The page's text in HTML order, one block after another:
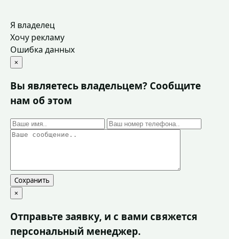
Я владелец
Хочу рекламу
Ошибка данных
×
Вы являетесь владельцем? Сообщите
нам об этом
Сохранить
×
Отправьте заявку, и с вами свяжется
персональный менеджер.